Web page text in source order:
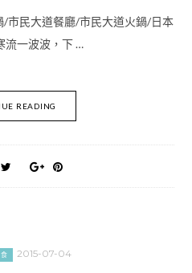
/市民大道餐廳/市民大道火鍋/日本
流一波波，下 …
READING
2015-07-04